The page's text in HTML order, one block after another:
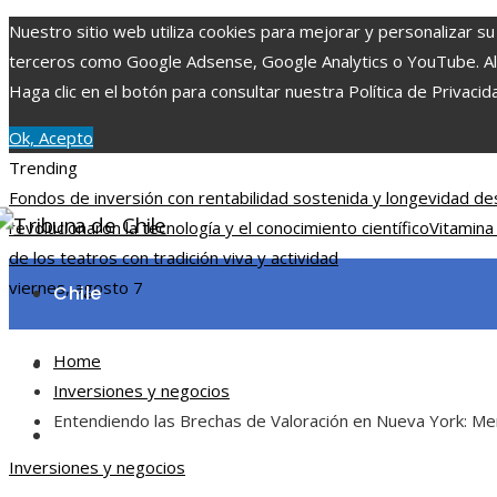
Nuestro sitio web utiliza cookies para mejorar y personalizar
terceros como Google Adsense, Google Analytics o YouTube.
Haga clic en el botón para consultar nuestra Política de
Ok, Acepto
Trending
Fondos de inversión con rentabilidad sostenida y longevidad
revolucionaron la tecnología y el conocimiento científico
de los teatros con tradición viva y actividad
viernes, agosto 7
Chile
Ciencia y tecnología
Cultura y ocio
Home
Inversiones y negocios
Entendiendo las Brechas de Valoración en Nueva York:
Inversiones y negocios